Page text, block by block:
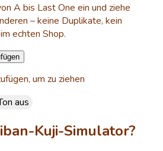
A bis Last One ein und ziehe
– keine Duplikate, kein
echten Shop.
um zu ziehen
aus
Kuji-Simulator?